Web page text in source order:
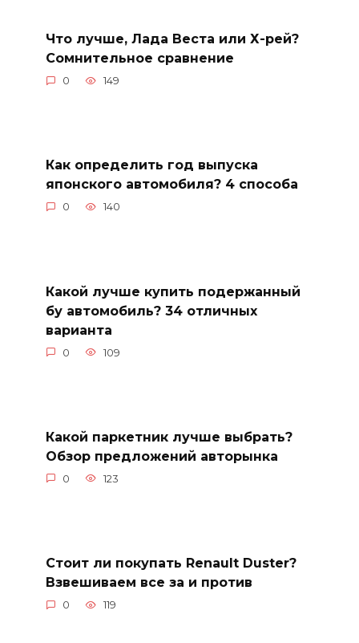
Что лучше, Лада Веста или Х-рей?
Сомнительное сравнение
0 149
Как определить год выпуска
японского автомобиля? 4 способа
0 140
Какой лучше купить подержанный
бу автомобиль? 34 отличных
варианта
0 109
Какой паркетник лучше выбрать?
Обзор предложений авторынка
0 123
Стоит ли покупать Renault Duster?
Взвешиваем все за и против
0 119